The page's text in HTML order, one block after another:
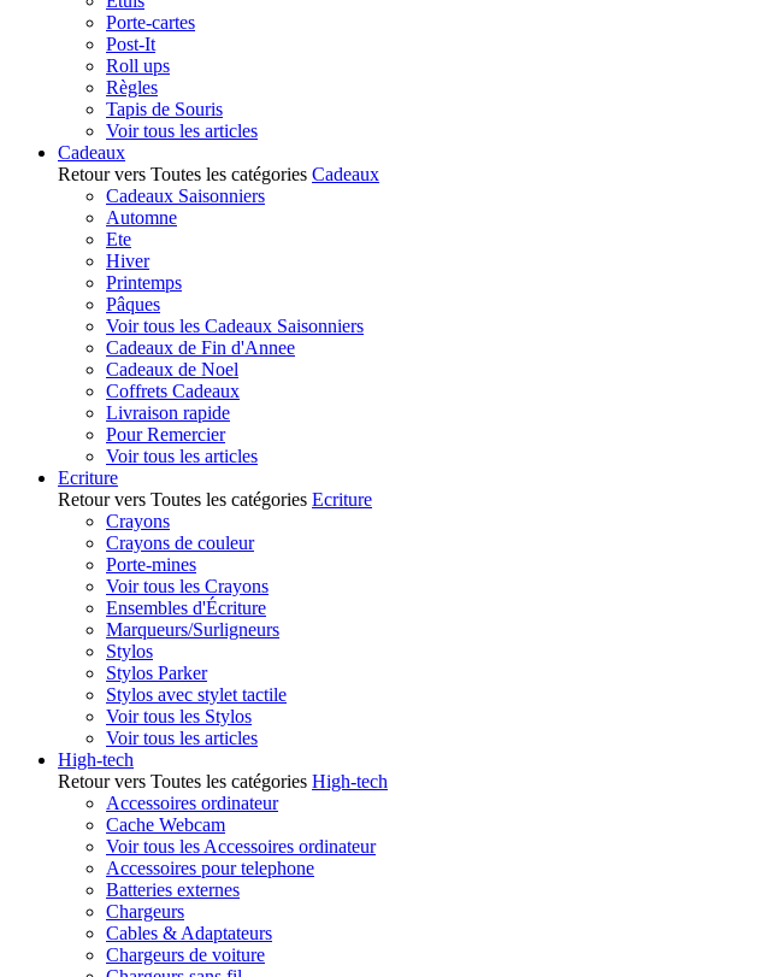
Porte-cartes
Post-It
Roll ups
Règles
Tapis de Souris
Voir tous les articles
Cadeaux
Retour vers Toutes les catégories Cadeaux
Cadeaux Saisonniers
Automne
Ete
Hiver
Printemps
Pâques
Voir tous les Cadeaux Saisonniers
Cadeaux de Fin d'Annee
Cadeaux de Noel
Coffrets Cadeaux
Livraison rapide
Pour Remercier
Voir tous les articles
Ecriture
Retour vers Toutes les catégories Ecriture
Crayons
Crayons de couleur
Porte-mines
Voir tous les Crayons
Ensembles d'Écriture
Marqueurs/Surligneurs
Stylos
Stylos Parker
Stylos avec stylet tactile
Voir tous les Stylos
Voir tous les articles
High-tech
Retour vers Toutes les catégories High-tech
Accessoires ordinateur
Cache Webcam
Voir tous les Accessoires ordinateur
Accessoires pour telephone
Batteries externes
Chargeurs
Cables & Adaptateurs
Chargeurs de voiture